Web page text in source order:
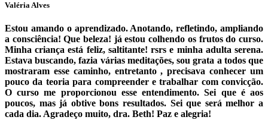
Valéria Alves
Estou amando o aprendizado. Anotando, refletindo, ampliando
a consciência! Que beleza! já estou colhendo os frutos do curso.
Minha criança está feliz, saltitante! rsrs e minha adulta serena.
Estava buscando, fazia várias meditações, sou grata a todos que
mostraram esse caminho, entretanto , precisava conhecer um
pouco da teoria para compreender e trabalhar com convicção.
O curso me proporcionou esse entendimento. Sei que é aos
poucos, mas já obtive bons resultados. Sei que será melhor a
cada dia. Agradeço muito, dra. Beth! Paz e alegria!